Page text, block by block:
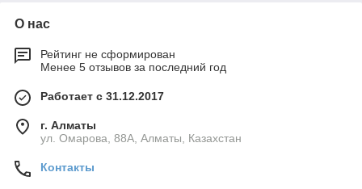
О нас
Рейтинг не сформирован
Менее 5 отзывов за последний год
Работает с 31.12.2017
г. Алматы
ул. Омарова, 88А, Алматы, Казахстан
Контакты